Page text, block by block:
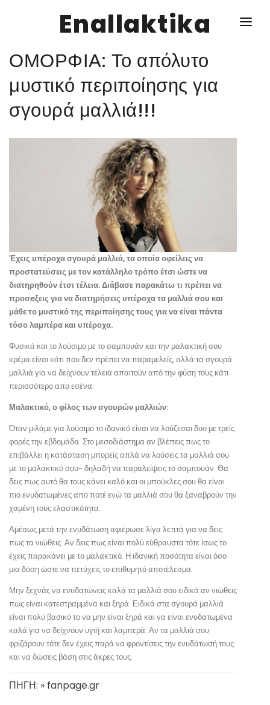
Enallaktika
ΥΓΕΙΑ
ΚΑΛΛΙΕΡΓΕΙΕΣ
ΟΜΟΡΦΙΑ: Το απόλυτο
μυστικό περιποίησης για
σγουρά μαλλιά!!!
Έχεις υπέροχα σγουρά μαλλιά, τα οποία οφείλεις να
προστατεύσεις με τον κατάλληλο τρόπο έτσι ώστε να
διατηρηθούν έτσι τέλεια. Διάβασε παρακάτω τι πρέπει να
προσeξεις για να διατηρήσεις υπέροχα τα μαλλιά σου και
μάθε το μυστικό της περιποίησης τους για να είναι πάντα
τόσο λαμπέρα και υπέροχα.
Φυσικά και το λούσιμο με το σαμπουάν και την μαλακτική σου
κρέμα είναι κάτι που δεν πρέπει να παραμελείς, αλλά τα σγουρά
μαλλιά για να δείχνουν τέλεια απαιτούν από την φύση τους κάτι
περισσότερο απο εσένα.
Μαλακτικό, ο φίλος των σγουρών μαλλιών:
Όταν μιλάμε για λούσιμο το ιδανικό είναι να λούζεσαι δυο με τρείς
φορές την εβδομάδα. Στο μεσοδιάστημα αν βλέπεις πως το
επιβάλλει η κατάσταση μπορείς απλά να λούσεις τα μαλλιά σου
με το μαλακτικό σου- δηλαδή να παραλείψεις το σαμπουάν. Θα
δεις πως αυτό θα τους κάνει καλό και οι μπούκλες σου θα είναι
πιο ενυδατωμένες απο ποτέ ενώ τα μαλλιά σου θα ξαναβρούν την
χαμένη τους ελαστικότητα.
Αμέσως μετά την ενυδάτωση αφιέρωσε λίγα λεπτά για να δεις
πως τα νιώθεις. Αν δεις πως είναι πολύ εύθραυστα τότε ίσως το
έχεις παρακάνει με το μαλακτικό. Η ιδανική ποσότητα είναι όσο
μια δόση ώστε να πετύχεις το επιθυμητό αποτέλεσμα.
Μην ξεχνάς να ενυδατώνεις καλά τα μαλλιά σου ειδικά αν νιώθεις
πως είναι κατεστραμμένα και ξηρά. Ειδικά στα σγουρά μαλλιά
είναι πολύ βασικό το να μην είναι ξηρά και να είναι ενυδατωμένα
καλά για να δείχνουν υγιή και λαμπερά. Αν τα μαλλιά σου
φριζάρουν τότε δεν έχεις παρά να φροντίσεις την ενυδάτωσή τους
και να δώσεις βάση στις άκρες τους.
ΠΗΓΗ: » fanpage.gr